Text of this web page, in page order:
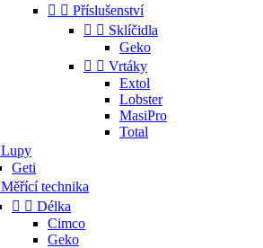
  Příslušenství
  Sklíčidla
Geko
  Vrtáky
Extol
Lobster
MasiPro
Total
Lupy
Geti
Měřící technika
  Délka
Cimco
Geko